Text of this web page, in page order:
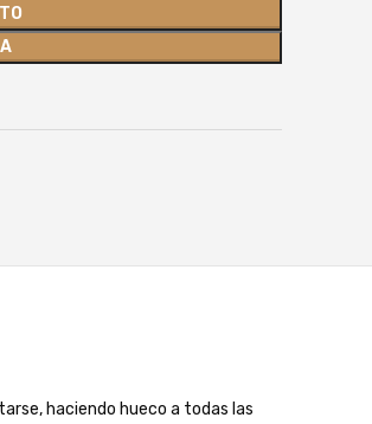
haciendo hueco a todas las